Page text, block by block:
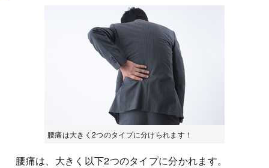
腰痛は大きく2つのタイプに分けられます！
腰痛は、大きく以下2つのタイプに分かれます。